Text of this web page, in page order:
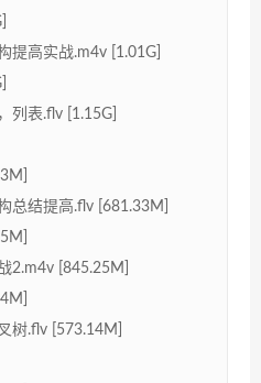
提高实战.m4v [1.01G]
列表.flv [1.15G]
总结提高.flv [681.33M]
2.m4v [845.25M]
树.flv [573.14M]